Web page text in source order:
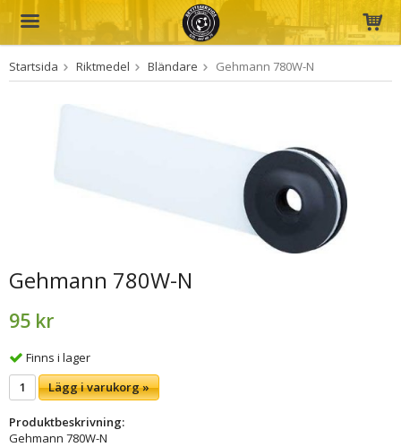
Produkten har blivit tillagd i varukorgen
Startsida Riktmedel Bländare Gehmann 780W-N
Gehmann 780W-N
95 kr
Finns i lager
Lägg i varukorg »
Produktbeskrivning:
Gehmann 780W-N